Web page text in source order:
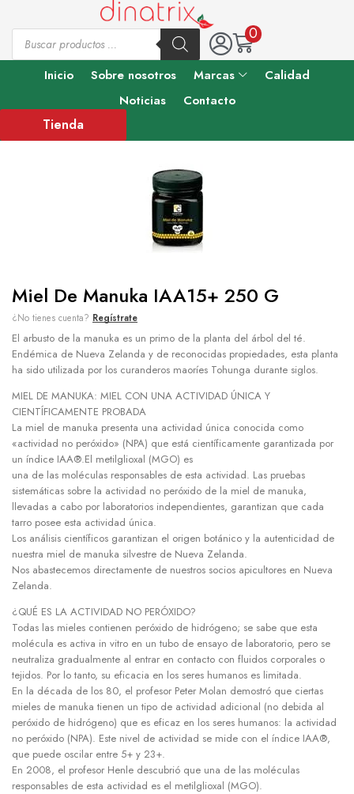
0
Inicio Sobre nosotros Marcas
Calidad
Noticias
Contacto
Tienda
Miel De Manuka IAA15+ 250 G
¿No tienes cuenta? Regístrate
El arbusto de la manuka es un primo de la planta del árbol del té.
Endémica de Nueva Zelanda y de reconocidas propiedades, esta planta
ha sido utilizada por los curanderos maoríes Tohunga durante siglos.
MIEL DE MANUKA: MIEL CON UNA ACTIVIDAD ÚNICA Y
CIENTÍFICAMENTE PROBADA
La miel de manuka presenta una actividad única conocida como
«actividad no peróxido» (NPA) que está científicamente garantizada por
un índice IAA®.El metilglioxal (MGO) es
una de las moléculas responsables de esta actividad. Las pruebas
sistemáticas sobre la actividad no peróxido de la miel de manuka,
llevadas a cabo por laboratorios independientes, garantizan que cada
tarro posee esta actividad única.
Los análisis científicos garantizan el origen botánico y la autenticidad de
nuestra miel de manuka silvestre de Nueva Zelanda.
Nos abastecemos directamente de nuestros socios apicultores en Nueva
Zelanda.
¿QUÉ ES LA ACTIVIDAD NO PERÓXIDO?
Todas las mieles contienen peróxido de hidrógeno; se sabe que esta
molécula es activa in vitro en un tubo de ensayo de laboratorio, pero se
neutraliza gradualmente al entrar en contacto con fluidos corporales o
tejidos. Por lo tanto, su eficacia en los seres humanos es limitada.
En la década de los 80, el profesor Peter Molan demostró que ciertas
mieles de manuka tienen un tipo de actividad adicional (no debida al
peróxido de hidrógeno) que es eficaz en los seres humanos: la actividad
no peróxido (NPA). Este nivel de actividad se mide con el índice IAA®,
que puede oscilar entre 5+ y 23+.
En 2008, el profesor Henle descubrió que una de las moléculas
responsables de esta actividad es el metilglioxal (MGO).